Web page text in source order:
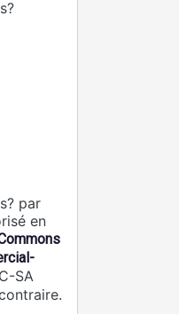
par
en
SA